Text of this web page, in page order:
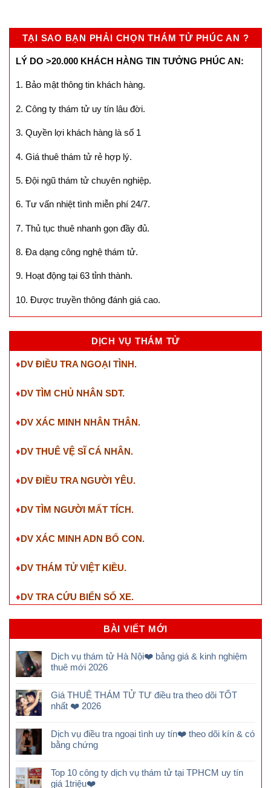
TẠI SAO BẠN PHẢI CHỌN THÁM TỬ PHÚC AN ?
LÝ DO >20.000 KHÁCH HÀNG TIN TƯỞNG PHÚC AN:
1. Bảo mật thông tin khách hàng.
2. Công ty thám tử uy tín lâu đời.
3. Quyền lợi khách hàng là số 1
4. Giá thuê thám tử rẻ hợp lý.
5. Đội ngũ thám tử chuyên nghiệp.
6. Tư vấn nhiệt tình miễn phí 24/7.
7. Thủ tục thuê nhanh gọn đầy đủ.
8. Đa dạng công nghệ thám tử.
9. Hoạt động tại 63 tỉnh thành.
10. Được truyền thông đánh giá cao.
DỊCH VỤ THÁM TỬ
♦DV ĐIỀU TRA NGOẠI TÌNH.
♦DV TÌM CHỦ NHÂN SDT.
♦DV XÁC MINH NHÂN THÂN.
♦DV THUÊ VỆ SĨ CÁ NHÂN.
♦DV ĐIỀU TRA NGƯỜI YÊU.
♦DV TÌM NGƯỜI MẤT TÍCH.
♦DV XÁC MINH ADN BỐ CON.
♦DV THÁM TỬ VIỆT KIỀU.
♦DV TRA CỨU BIỂN SỐ XE.
BÀI VIẾT MỚI
Dịch vụ thám tử Hà Nội❤️ bảng giá & kinh nghiệm
thuê mới 2026
Giá THUÊ THÁM TỬ TƯ điều tra theo dõi TỐT
nhất ❤️ 2026
Dịch vụ điều tra ngoại tình uy tín❤️ theo dõi kín & có
bằng chứng
Top 10 công ty dịch vụ thám tử tại TPHCM uy tín
giá 1triệu❤️